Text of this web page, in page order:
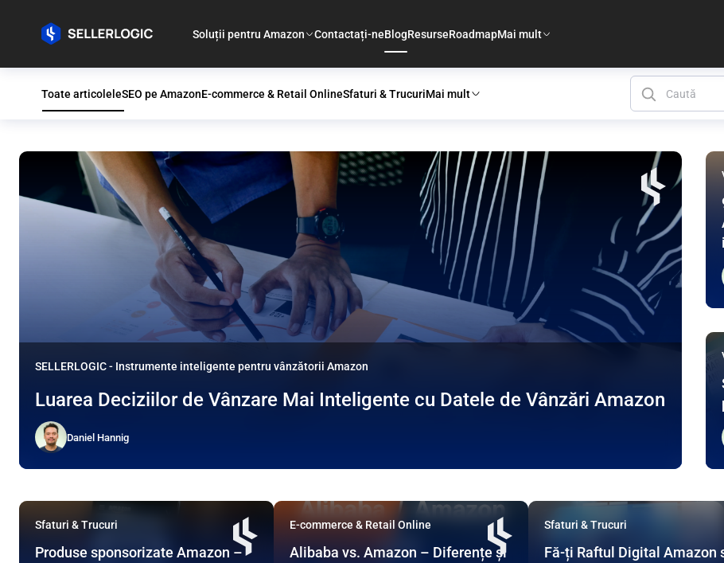
Soluții pentru Amazon Contactați-neBlogResurseRoadmapMai mult
Blogul SELLERLOGIC: Conținut de înaltă calitate despre
Toate articoleleSEO pe AmazonE-commerce & Retail OnlineSfaturi & TrucuriMai mult
SELLERLOGIC - Instrumente inteligente pentru vânzătorii Amazon
Luarea Deciziilor de Vânzare Mai Inteligente cu Datele de Vânzări Amazon
Daniel Hannig
Sfaturi & Trucuri
Produse sponsorizate Amazon –
E-commerce & Retail Online
Alibaba vs. Amazon – Diferențe și
Sfaturi & Trucuri
Fă-ți Raftul Digital Amazon